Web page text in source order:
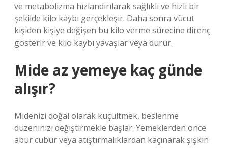
ve metabolizma hızlandırılarak sağlıklı ve hızlı bir
şekilde kilo kaybı gerçekleşir. Daha sonra vücut
kişiden kişiye değişen bu kilo verme sürecine direnç
gösterir ve kilo kaybı yavaşlar veya durur.
Mide az yemeye kaç günde
alışır?
Midenizi doğal olarak küçültmek, beslenme
düzeninizi değiştirmekle başlar. Yemeklerden önce
abur cubur veya atıştırmalıklardan kaçınarak şişkin